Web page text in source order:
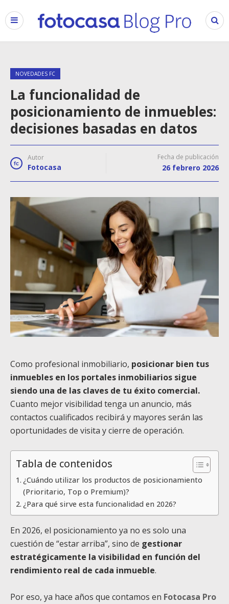
NOVEDADES FC
La funcionalidad de
posicionamiento de inmuebles:
decisiones basadas en datos
Autor
Fotocasa
Fecha de publicación
26 febrero 2026
Como profesional inmobiliario, posicionar bien tus
inmuebles en los portales inmobiliarios sigue
siendo una de las claves de tu éxito comercial.
Cuanto mejor visibilidad tenga un anuncio, más
contactos cualificados recibirá y mayores serán las
oportunidades de visita y cierre de operación.
Tabla de contenidos
¿Cuándo utilizar los productos de posicionamiento
(Prioritario, Top o Premium)?
¿Para qué sirve esta funcionalidad en 2026?
En 2026, el posicionamiento ya no es solo una
cuestión de “estar arriba”, sino de gestionar
estratégicamente la visibilidad en función del
rendimiento real de cada inmueble.
Por eso, ya hace años que contamos en Fotocasa Pro